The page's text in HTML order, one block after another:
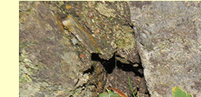
Bild